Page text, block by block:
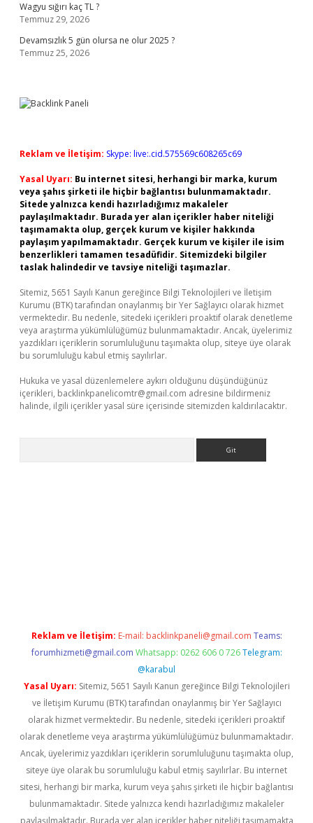
Wagyu sığırı kaç TL ?
Temmuz 29, 2026
Devamsızlık 5 gün olursa ne olur 2025 ?
Temmuz 25, 2026
Reklam ve İletişim: Skype: live:.cid.575569c608265c69
Yasal Uyarı: Bu internet sitesi, herhangi bir marka, kurum
veya şahıs şirketi ile hiçbir bağlantısı bulunmamaktadır.
Sitede yalnızca kendi hazırladığımız makaleler
paylaşılmaktadır. Burada yer alan içerikler haber niteliği
taşımamakta olup, gerçek kurum ve kişiler hakkında
paylaşım yapılmamaktadır. Gerçek kurum ve kişiler ile isim
benzerlikleri tamamen tesadüfidir. Sitemizdeki bilgiler
taslak halindedir ve tavsiye niteliği taşımazlar.
Sitemiz, 5651 Sayılı Kanun gereğince Bilgi Teknolojileri ve İletişim
Kurumu (BTK) tarafından onaylanmış bir Yer Sağlayıcı olarak hizmet
vermektedir. Bu nedenle, sitedeki içerikleri proaktif olarak denetleme
veya araştırma yükümlülüğümüz bulunmamaktadır. Ancak, üyelerimiz
yazdıkları içeriklerin sorumluluğunu taşımakta olup, siteye üye olarak
bu sorumluluğu kabul etmiş sayılırlar.
Hukuka ve yasal düzenlemelere aykırı olduğunu düşündüğünüz
içerikleri, backlinkpanelicomtr@gmail.com adresine bildirmeniz
halinde, ilgili içerikler yasal süre içerisinde sitemizden kaldırılacaktır.
Reklam ve İletişim: E-mail: backlinkpaneli@gmail.com Teams:
forumhizmeti@gmail.com Whatsapp: 0262 606 0 726 Telegram:
@karabul
Yasal Uyarı: Sitemiz, 5651 Sayılı Kanun gereğince Bilgi Teknolojileri
ve İletişim Kurumu (BTK) tarafından onaylanmış bir Yer Sağlayıcı
olarak hizmet vermektedir. Bu nedenle, sitedeki içerikleri proaktif
olarak denetleme veya araştırma yükümlülüğümüz bulunmamaktadır.
Ancak, üyelerimiz yazdıkları içeriklerin sorumluluğunu taşımakta olup,
siteye üye olarak bu sorumluluğu kabul etmiş sayılırlar. Bu internet
sitesi, herhangi bir marka, kurum veya şahıs şirketi ile hiçbir bağlantısı
bulunmamaktadır. Sitede yalnızca kendi hazırladığımız makaleler
paylaşılmaktadır. Burada yer alan içerikler haber niteliği taşımamakta